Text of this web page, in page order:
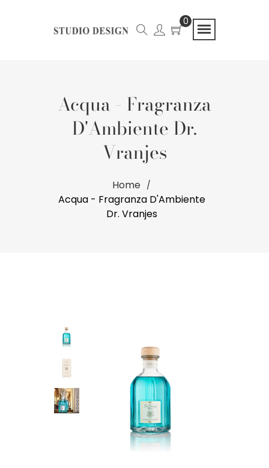
0
Acqua - Fragranza
D'Ambiente Dr.
Vranjes
Home
Acqua - Fragranza D'Ambiente
Dr. Vranjes